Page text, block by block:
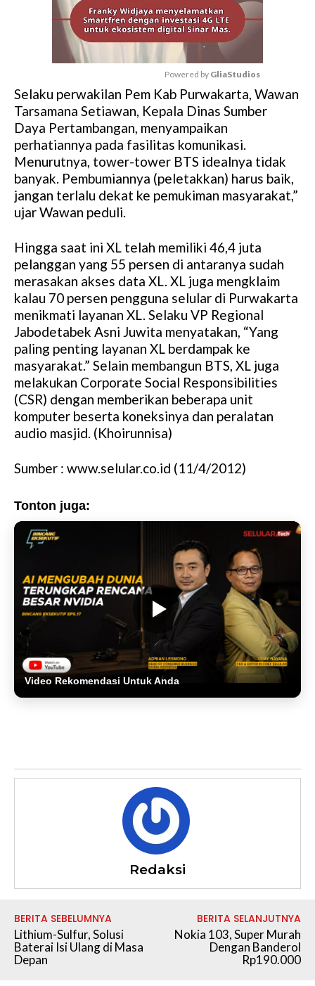
M
u
t
e
Powered by GliaStudios
Selaku perwakilan Pem Kab Purwakarta, Wawan
Tarsamana Setiawan, Kepala Dinas Sumber
Daya Pertambangan, menyampaikan
perhatiannya pada fasilitas komunikasi.
Menurutnya, tower-tower BTS idealnya tidak
banyak. Pembumiannya (peletakkan) harus baik,
jangan terlalu dekat ke pemukiman masyarakat,”
ujar Wawan peduli.
Hingga saat ini XL telah memiliki 46,4 juta
pelanggan yang 55 persen di antaranya sudah
merasakan akses data XL. XL juga mengklaim
kalau 70 persen pengguna selular di Purwakarta
menikmati layanan XL. Selaku VP Regional
Jabodetabek Asni Juwita menyatakan, “Yang
paling penting layanan XL berdampak ke
masyarakat.” Selain membangun BTS, XL juga
melakukan Corporate Social Responsibilities
(CSR) dengan memberikan beberapa unit
komputer beserta koneksinya dan peralatan
audio masjid. (Khoirunnisa)
Sumber : www.selular.co.id (11/4/2012)
Tonton juga:
Video Rekomendasi Untuk Anda
Redaksi
BERITA SEBELUMNYA
Lithium-Sulfur, Solusi
Baterai Isi Ulang di Masa
Depan
BERITA SELANJUTNYA
Nokia 103, Super Murah
Dengan Banderol
Rp190.000